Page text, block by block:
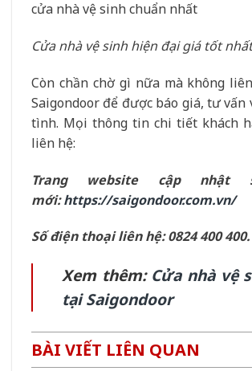
Cửa nhà vệ sinh hiện đại giá tốt nhất
Còn chần chờ gì nữa mà không
Saigondoor để được báo giá, tư
tình. Mọi thông tin chi tiết khách
liên hệ:
Trang website cập nhật
mới:https://saigondoor.com.vn/
Số điện thoại liên hệ: 0824 400 400.
Xem thêm:Cửa nhà vệ
tại Saigondoor
BÀI VIẾT LIÊN QUAN